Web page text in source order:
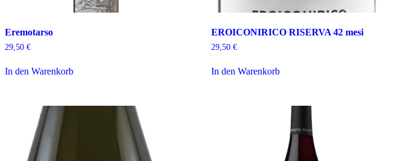
Eremotarso
29,50 €
In den Warenkorb
EROICONIRICO RISERVA 42 mesi
29,50€
In den Warenkorb